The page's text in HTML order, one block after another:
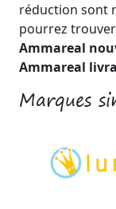
réduction sont
pourrez
Ammareal
Ammareal
Marques